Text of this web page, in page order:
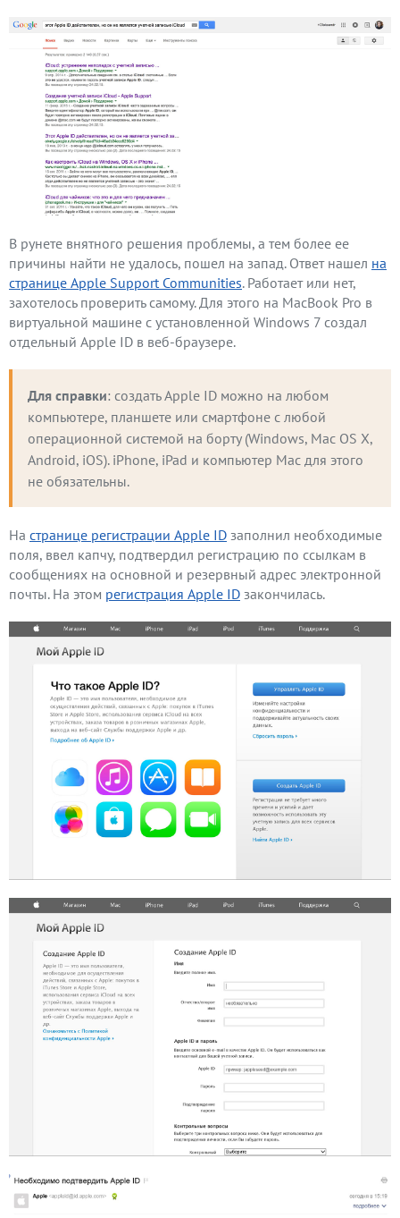
В рунете внятного решения проблемы, а тем более ее
причины найти не удалось, пошел на запад. Ответ нашел на
странице Apple Support Communities. Работает или нет,
захотелось проверить самому. Для этого на MacBook Pro в
виртуальной машине с установленной Windows 7 создал
отдельный Apple ID в веб-браузере.
Для справки: создать Apple ID можно на любом
компьютере, планшете или смартфоне с любой
операционной системой на борту (Windows, Mac OS X,
Android, iOS). iPhone, iPad и компьютер Mac для этого
не обязательны.
На странице регистрации Apple ID заполнил необходимые
поля, ввел капчу, подтвердил регистрацию по ссылкам в
сообщениях на основной и резервный адрес электронной
почты. На этом регистрация Apple ID закончилась.